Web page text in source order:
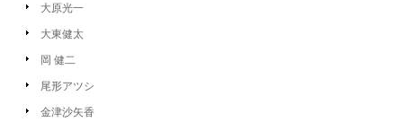
大原光一
大東健太
岡 健二
尾形アツシ
金津沙矢香